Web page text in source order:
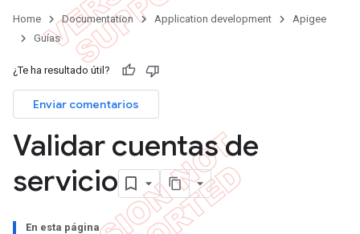
Home Documentation Application development
Apigee
Guías
¿Te ha resultado útil?
Enviar comentarios
Validar cuentas de
servicio
En esta página